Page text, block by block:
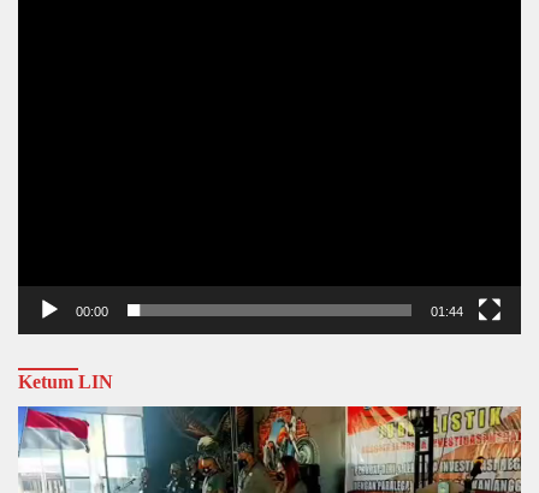
00:00 01:44
Ketum LIN
Video
Player